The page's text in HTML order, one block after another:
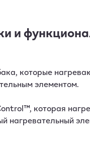
и
которые
элементом.
которая
нагревательный